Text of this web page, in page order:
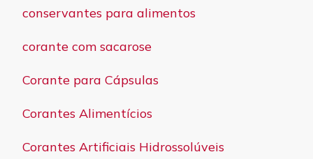
conservantes para alimentos
corante com sacarose
Corante para Cápsulas
Corantes Alimentícios
Corantes Artificiais Hidrossolúveis